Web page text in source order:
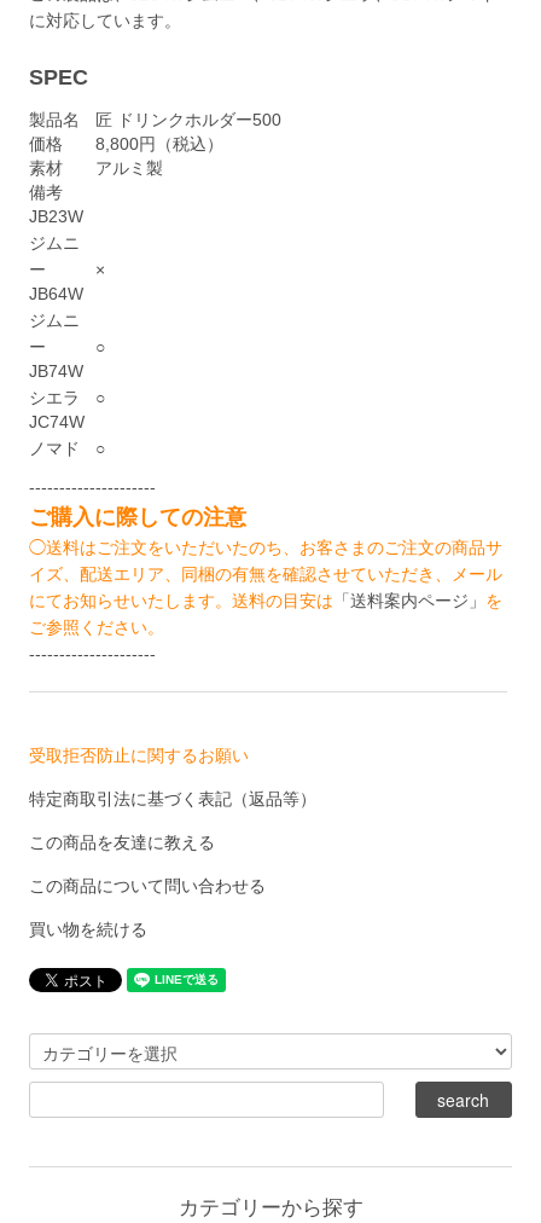
に対応しています。
SPEC
製品名
匠 ドリンクホルダー500
価格
8,800円（税込）
素材
アルミ製
備考
JB23W
ジムニ
ー
×
JB64W
ジムニ
ー
○
JB74W
シエラ
○
JC74W
ノマド
○
---------------------
ご購入に際しての注意
◯送料はご注文をいただいたのち、お客さまのご注文の商品サ
イズ、配送エリア、同梱の有無を確認させていただき、メール
にてお知らせいたします。送料の目安は 「送料案内ページ」 を
ご参照ください。
---------------------
受取拒否防止に関するお願い
特定商取引法に基づく表記（返品等）
この商品を友達に教える
この商品について問い合わせる
買い物を続ける
カテゴリーから探す